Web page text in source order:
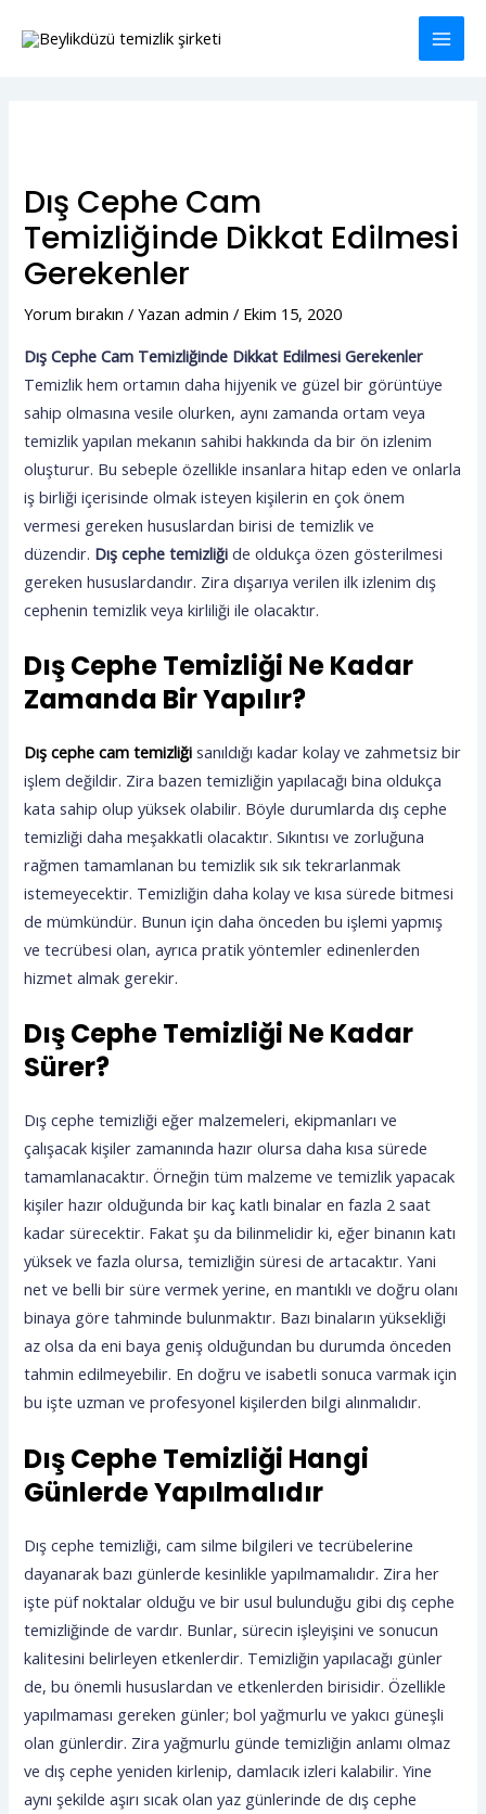
atla
Dış Cephe Cam
Temizliğinde Dikkat Edilmesi
Gerekenler
Yorum bırakın / Yazan admin/ Ekim 15, 2020
Dış Cephe Cam Temizliğinde Dikkat Edilmesi Gerekenler
Temizlik hem ortamın daha hijyenik ve güzel bir görüntüye
sahip olmasına vesile olurken, aynı zamanda ortam veya
temizlik yapılan mekanın sahibi hakkında da bir ön izlenim
oluşturur. Bu sebeple özellikle insanlara hitap eden ve onlarla
iş birliği içerisinde olmak isteyen kişilerin en çok önem
vermesi gereken hususlardan birisi de temizlik ve
düzendir. Dış cephe temizliğide oldukça özen gösterilmesi
gereken hususlardandır. Zira dışarıya verilen ilk izlenim dış
cephenin temizlik veya kirliliği ile olacaktır.
Dış Cephe Temizliği Ne Kadar
Zamanda Bir Yapılır?
Dış cephe cam temizliği sanıldığı kadar kolay ve zahmetsiz bir
işlem değildir. Zira bazen temizliğin yapılacağı bina oldukça
kata sahip olup yüksek olabilir. Böyle durumlarda dış cephe
temizliği daha meşakkatli olacaktır. Sıkıntısı ve zorluğuna
rağmen tamamlanan bu temizlik sık sık tekrarlanmak
istemeyecektir. Temizliğin daha kolay ve kısa sürede bitmesi
de mümkündür. Bunun için daha önceden bu işlemi yapmış
ve tecrübesi olan, ayrıca pratik yöntemler edinenlerden
hizmet almak gerekir.
Dış Cephe Temizliği Ne Kadar
Sürer?
Dış cephe temizliği eğer malzemeleri, ekipmanları ve
çalışacak kişiler zamanında hazır olursa daha kısa sürede
tamamlanacaktır. Örneğin tüm malzeme ve temizlik yapacak
kişiler hazır olduğunda bir kaç katlı binalar en fazla 2 saat
kadar sürecektir. Fakat şu da bilinmelidir ki, eğer binanın katı
yüksek ve fazla olursa, temizliğin süresi de artacaktır. Yani
net ve belli bir süre vermek yerine, en mantıklı ve doğru olanı
binaya göre tahminde bulunmaktır. Bazı binaların yüksekliği
az olsa da eni baya geniş olduğundan bu durumda önceden
tahmin edilmeyebilir. En doğru ve isabetli sonuca varmak için
bu işte uzman ve profesyonel kişilerden bilgi alınmalıdır.
Dış Cephe Temizliği Hangi
Günlerde Yapılmalıdır
Dış cephe temizliği, cam silme bilgileri ve tecrübelerine
dayanarak bazı günlerde kesinlikle yapılmamalıdır. Zira her
işte püf noktalar olduğu ve bir usul bulunduğu gibi dış cephe
temizliğinde de vardır. Bunlar, sürecin işleyişini ve sonucun
kalitesini belirleyen etkenlerdir. Temizliğin yapılacağı günler
de, bu önemli hususlardan ve etkenlerden birisidir. Özellikle
yapılmaması gereken günler; bol yağmurlu ve yakıcı güneşli
olan günlerdir. Zira yağmurlu günde temizliğin anlamı olmaz
ve dış cephe yeniden kirlenip, damlacık izleri kalabilir. Yine
aynı şekilde aşırı sıcak olan yaz günlerinde de dış cephe